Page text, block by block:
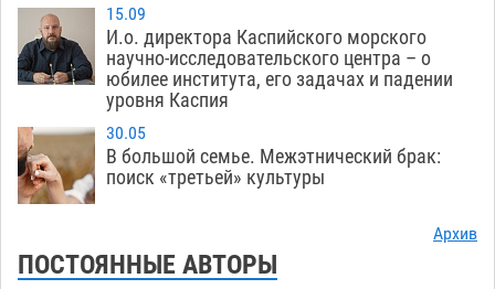
15.09
И.о. директора Каспийского морского
научно-исследовательского центра – о
юбилее института, его задачах и падении
уровня Каспия
30.05
В большой семье. Межэтнический брак:
поиск «третьей» культуры
Архив
ПОСТОЯННЫЕ АВТОРЫ